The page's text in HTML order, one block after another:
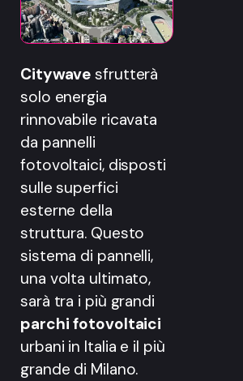
Citywave sfrutterà
solo energia
rinnovabile ricavata
da pannelli
fotovoltaici, disposti
sulle superfici
esterne della
struttura. Questo
sistema di pannelli,
una volta ultimato,
sarà tra i più grandi
parchi fotovoltaici
urbani in Italia e il più
grande di Milano.